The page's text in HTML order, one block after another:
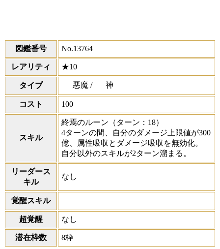
図鑑番号 No.13764
レアリティ ★10
タイプ 悪魔 / 神
コスト 100
スキル
終焉のルーン （ターン：18）
4ターンの間、自分のダメージ上限値が300
億、属性吸収とダメージ吸収を無効化。
自分以外のスキルが2ターン溜まる。
リーダース
キル
なし
覚醒スキル
超覚醒 なし
潜在枠数 8枠